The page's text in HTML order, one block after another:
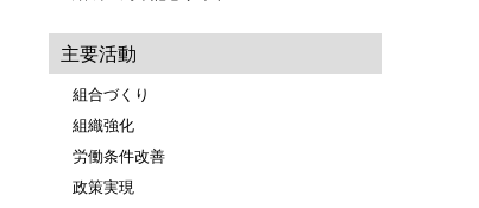
主要活動
組合づくり
組織強化
労働条件改善
政策実現